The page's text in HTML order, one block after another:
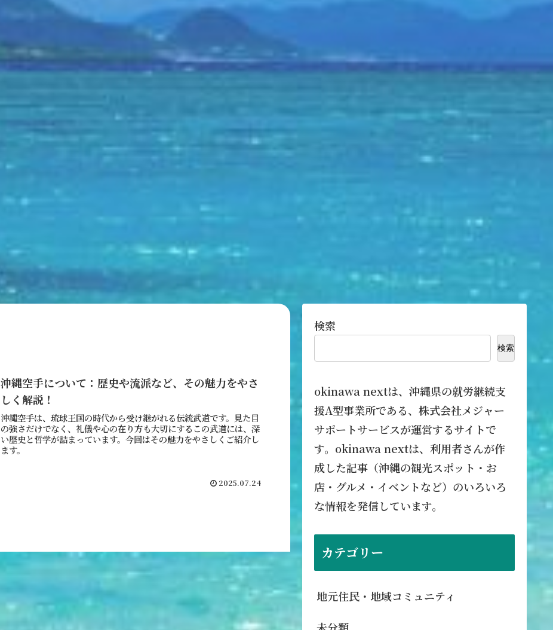
沖縄空手について：歴史や流派など、その魅力をやさ
しく解説！
沖縄空手は、琉球王国の時代から受け継がれる伝統武道です。見た目
の強さだけでなく、礼儀や心の在り方も大切にするこの武道には、深
い歴史と哲学が詰まっています。今回はその魅力をやさしくご紹介し
ます。
2025.07.24
検索
検索
okinawa nextは、沖縄県の就労継続支
援A型事業所である、株式会社メジャー
サポートサービスが運営するサイトで
す。okinawa nextは、利用者さんが作
成した記事（沖縄の観光スポット・お
店・グルメ・イベントなど）のいろいろ
な情報を発信しています。
カテゴリー
地元住民・地域コミュニティ